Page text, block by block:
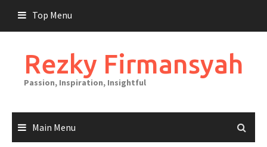
content
Top Menu
Rezky Firmansyah
Passion, Inspiration, Insightful
Main Menu